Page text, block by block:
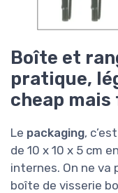
Boîte et
pratique,
cheap
Le packaging,
de 10 x 10 x 5 cm
internes. On ne va
boîte de visserie